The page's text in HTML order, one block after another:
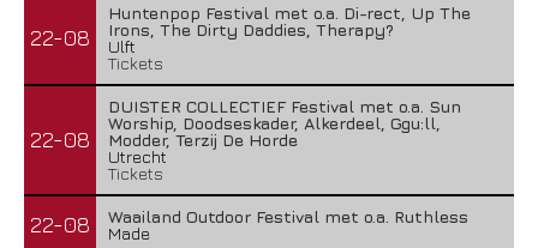
22-08
Huntenpop Festival met o.a. Di-rect, Up The
Irons, The Dirty Daddies, Therapy?
Ulft
Tickets
22-08
DUISTER COLLECTIEF Festival met o.a. Sun
Worship, Doodseskader, Alkerdeel, Ggu:ll,
Modder, Terzij De Horde
Utrecht
Tickets
22-08
Waailand Outdoor Festival met o.a. Ruthless
Made